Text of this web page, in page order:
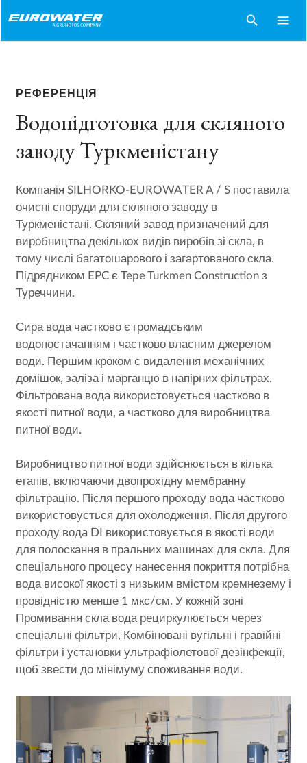
search menu
РЕФЕРЕНЦІЯ
Водопідготовка для скляного
заводу Туркменістану
Компанія SILHORKO-EUROWATER A / S поставила
очисні споруди для скляного заводу в
Туркменістані. Скляний завод призначений для
виробництва декількох видів виробів зі скла, в
тому числі багатошарового і загартованого скла.
Підрядником EPC є Tepe Turkmen Construction з
Туреччини.
Сира вода частково є громадським
водопостачанням і частково власним джерелом
води. Першим кроком є видалення механічних
домішок, заліза і марганцю в напірних фільтрах.
Фільтрована вода використовується частково в
якості питної води, а частково для виробництва
питної води.
Виробництво питної води здійснюється в кілька
етапів, включаючи двопрохідну мембранну
фільтрацію. Після першого проходу вода частково
використовується для охолодження. Після другого
проходу вода DI використовується в якості води
для полоскання в пральних машинах для скла. Для
спеціального процесу нанесення покриття потрібна
вода високої якості з низьким вмістом кремнезему і
провідністю менше 1 мкс/см. У кожній зоні
Промивання скла вода рециркулюється через
спеціальні фільтри, Комбіновані вугільні і гравійні
фільтри і установки ультрафіолетової дезінфекції,
щоб звести до мінімуму споживання води.